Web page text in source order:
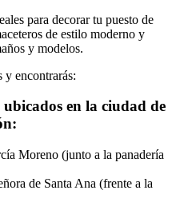
para decorar tu puesto de
de estilo moderno y
y modelos.
y encontrarás:
en la ciudad de
Moreno (junto a la panadería
de Santa Ana (frente a la